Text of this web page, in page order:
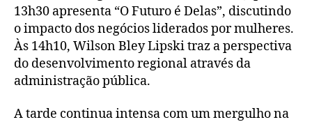
13h30 apresenta “O Futuro é Delas”, discutindo
o impacto dos negócios liderados por mulheres.
Às 14h10, Wilson Bley Lipski traz a perspectiva
do desenvolvimento regional através da
administração pública.
A tarde continua intensa com um mergulho na